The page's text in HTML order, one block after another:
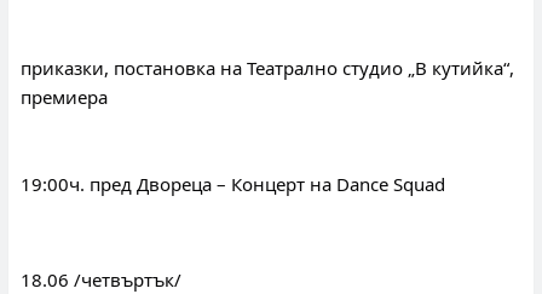
приказки, постановка на Театрално студио „В кутийка“,
премиера
19:00ч. пред Двореца – Концерт на Dance Squad
18.06 /четвъртък/